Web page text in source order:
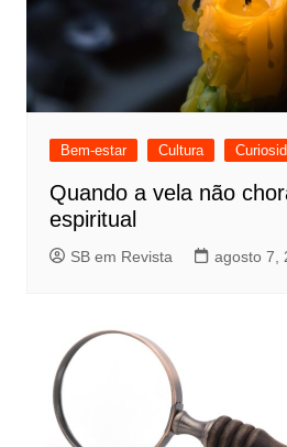
Bem-estar Cultura
Quando a vela não
espiritual
SB em Revista agosto 7,